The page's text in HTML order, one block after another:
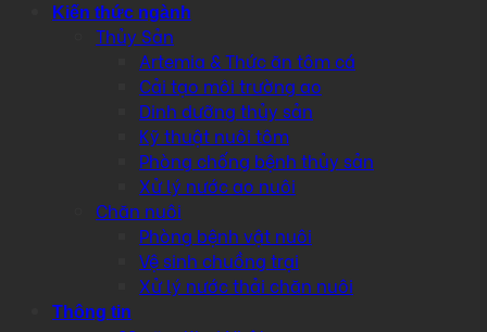
Kiến thức ngành
Thủy Sản
Artemia & Thức ăn tôm cá
Cải tạo môi trường ao
Dinh dưỡng thủy sản
Kỹ thuật nuôi tôm
Phòng chống bệnh thủy sản
Xử lý nước ao nuôi
Chăn nuôi
Phòng bệnh vật nuôi
Vệ sinh chuồng trại
Xử lý nước thải chăn nuôi
Thông tin